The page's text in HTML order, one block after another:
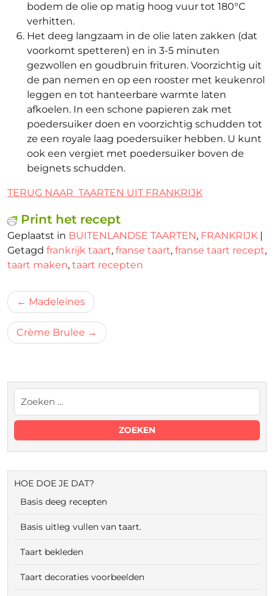
bodem de olie op matig hoog vuur tot 180°C
verhitten.
Het deeg langzaam in de olie laten zakken (dat
voorkomt spetteren) en in 3-5 minuten
gezwollen en goudbruin frituren. Voorzichtig uit
de pan nemen en op een rooster met keukenrol
leggen en tot hanteerbare warmte laten
afkoelen. In een schone papieren zak met
poedersuiker doen en voorzichtig schudden tot
ze een royale laag poedersuiker hebben. U kunt
ook een vergiet met poedersuiker boven de
beignets schudden.
TERUG NAAR TAARTEN UIT FRANKRIJK
Print het recept
Geplaatst in BUITENLANDSE TAARTEN, FRANKRIJK |
Getagd frankrijk taart, franse taart, franse taart recept,
taart maken, taart recepten
Bericht
navigatie
Madeleines
Crème Brulee
HOE DOE JE DAT?
Basis deeg recepten
Basis uitleg vullen van taart.
Taart bekleden
Taart decoraties voorbeelden